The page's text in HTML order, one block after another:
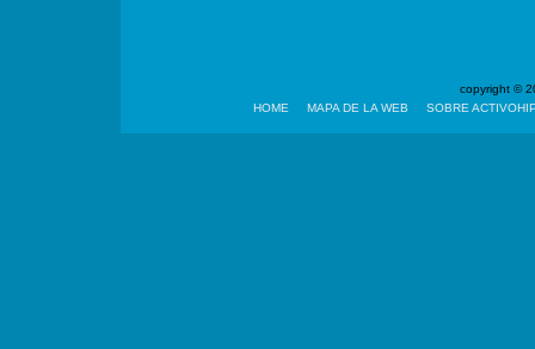
copyright ©
HOME
MAPA DE LA WEB SOBRE